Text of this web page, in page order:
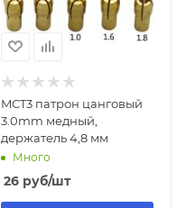
MCT3 патрон цанговый
3.0mm медный,
держатель 4,8 мм
Много
26руб/шт